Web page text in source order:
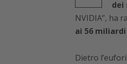
dei
NVIDIA”, ha
ai 56
Dietro